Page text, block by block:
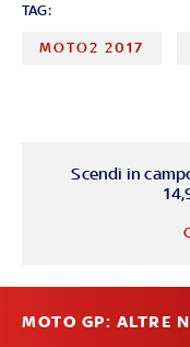
TAG:
MOTO2 2017
Scendi in
MOTO GP: ALTRE